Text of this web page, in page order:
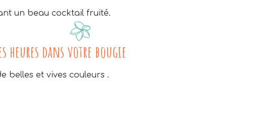
un beau cocktail fruité.
dans votre bougie
belles et vives couleurs .